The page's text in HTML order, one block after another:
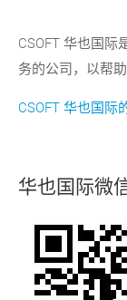
CSOFT 华也国际
务的公司，以帮
CSOFT 华也国际
华也国际微